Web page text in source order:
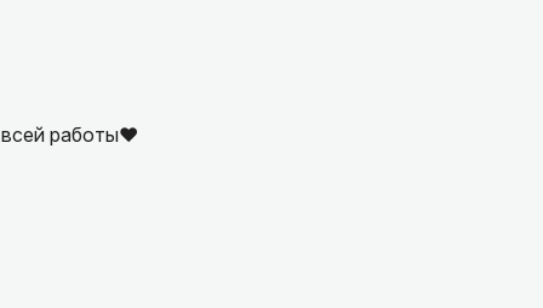
всей работы❤️